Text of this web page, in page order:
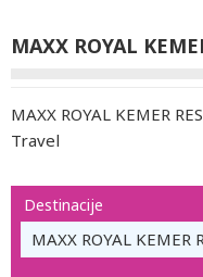
MAXX ROYAL
MAXX ROYAL KEMER
Travel
Destinacije
MAXX ROYAL KEMER